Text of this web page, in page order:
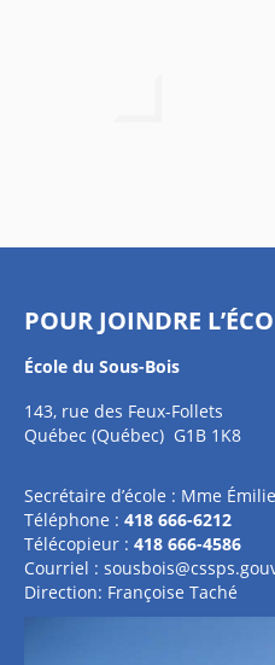
POUR JOINDRE
École du Sous-Bois
143, rue des Feux-Follets
Québec (Québec) G1B 1K8
Secrétaire d’école : Mme
Téléphone : 418 666-6212
Télécopieur : 418 666-4586
Courriel :
Direction: Françoise Taché